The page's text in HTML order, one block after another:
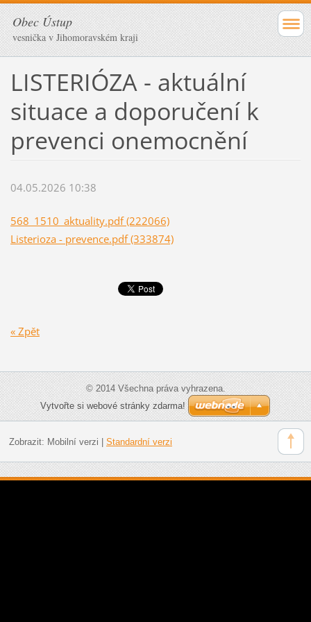
Obec Ústup
vesnička v Jihomoravském kraji
LISTERIÓZA - aktuální
situace a doporučení k
prevenci onemocnění
04.05.2026 10:38
568_1510_aktuality.pdf (222066)
Listerioza - prevence.pdf (333874)
« Zpět
© 2014 Všechna práva vyhrazena.
Vytvořte si webové stránky zdarma!
Zobrazit: Mobilní verzi Standardní verzi